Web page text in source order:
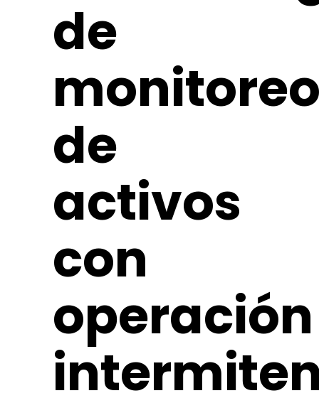
de
de
activos
con
operación